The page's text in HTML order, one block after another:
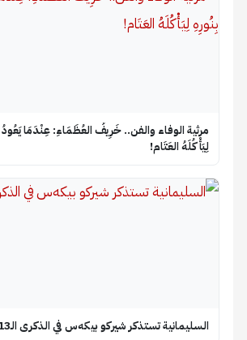
​مرثية الوفاء والفن.. خَرِيفُ العُظَمَاءِ: عِنْدَمَا يَعُودُ
لِيَأْكُلَهُ العَتَام!
السليمانية تستذكر شيركو بيكه‌س في الذكرى الـ13 لرحيله